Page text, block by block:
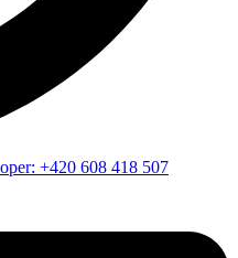
+420 608 418 507